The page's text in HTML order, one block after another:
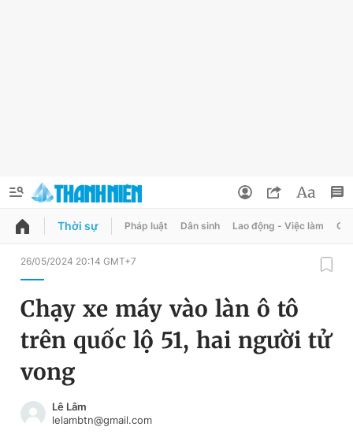
QUẢNG CÁO
Chuyên mục
Chuyên mục khác
Chào ngày mới
Đổi mật khẩu
Tin đã lưu
Tin đã xem
Đăng xuất
Thời sự Pháp luật Dân sinh Lao động - Việc làm
26/05/2024 20:14 GMT+7
Chạy xe máy vào làn ô tô
trên quốc lộ 51, hai người tử
vong
Lê Lâm
lelambtn@gmail.com